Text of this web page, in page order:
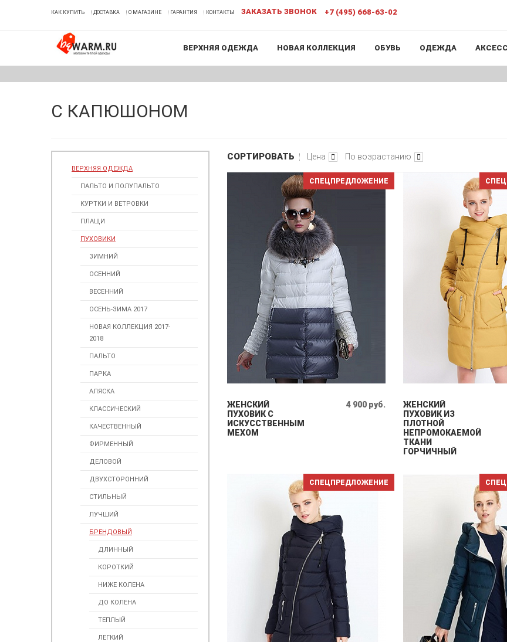
КАК КУПИТЬ ДОСТАВКА О МАГАЗИНЕ ГАРАНТИЯ КОНТАКТЫ ЗАКАЗАТЬ ЗВОНОК +7 (495) 668-63-02
ВЕРХНЯЯ ОДЕЖДА НОВАЯ КОЛЛЕКЦИЯ ОБУВЬ ОДЕЖДА
С КАПЮШОНОМ
ВЕРХНЯЯ ОДЕЖДА
ПАЛЬТО И ПОЛУПАЛЬТО
КУРТКИ И ВЕТРОВКИ
ПЛАЩИ
ПУХОВИКИ
ЗИМНИЙ
ОСЕННИЙ
ВЕСЕННИЙ
ОСЕНЬ-ЗИМА 2017
НОВАЯ КОЛЛЕКЦИЯ 2017-
2018
ПАЛЬТО
ПАРКА
АЛЯСКА
КЛАССИЧЕСКИЙ
КАЧЕСТВЕННЫЙ
ФИРМЕННЫЙ
ДЕЛОВОЙ
ДВУХСТОРОННИЙ
СТИЛЬНЫЙ
ЛУЧШИЙ
БРЕНДОВЫЙ
ДЛИННЫЙ
КОРОТКИЙ
НИЖЕ КОЛЕНА
ДО КОЛЕНА
ТЕПЛЫЙ
ЛЕГКИЙ
СОРТИРОВАТЬ Цена По возрастанию
СПЕЦПРЕДЛОЖЕНИЕ
ЖЕНСКИЙ
ПУХОВИК С
ИСКУССТВЕННЫМ
МЕХОМ
4 900 руб.
ЖЕНСКИЙ
ПУХОВИК ИЗ
ПЛОТНОЙ
НЕПРОМОКАЕМОЙ
ТКАНИ
ГОРЧИЧНЫЙ
СПЕЦПРЕДЛОЖЕНИЕ